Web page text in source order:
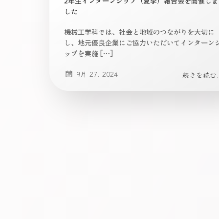
した
機械工学科では、社会と地域のつながりを大切に
し、地元優良企業にご協力いただいてインターン
ップを実施 […]
9月 27, 2024 続きを読